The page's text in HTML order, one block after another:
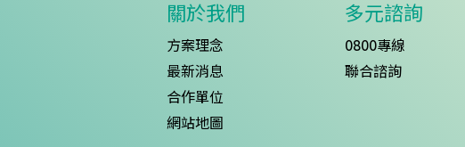
關於我們
方案理念
最新消息
合作單位
網站地圖
多元諮詢
0800專線
聯合諮詢